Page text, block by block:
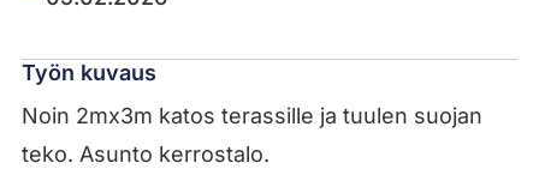
Työn kuvaus
Noin 2mx3m katos terassille ja tuulen suojan
teko. Asunto kerrostalo.